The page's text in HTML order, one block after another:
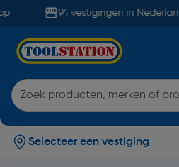
94 vestigingen in Nederland
Selecteer een vestiging